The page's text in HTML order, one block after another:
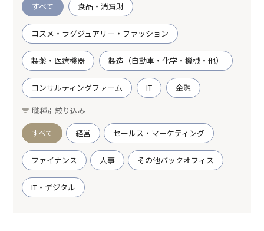
すべて
食品・消費財
コスメ・ラグジュアリー・ファッション
製薬・医療機器 製造（自動車・化学・機械・他）
コンサルティングファーム IT 金融
職種別絞り込み
すべて
経営 セールス・マーケティング
ファイナンス 人事 その他バックオフィス
IT・デジタル